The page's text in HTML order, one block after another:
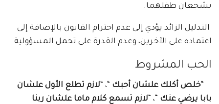
يشجعان طفلهما.
التدليل الزائد يؤدي إلى عدم احترام القانون بالإضافة إلى
اعتماده على الآخرين، وعدم القدرة على تحمل المسؤولية.
الحب المشروط
“خلص أكلك علشان أحبك “، “لازم تطلع الأول علشان
بابا يرضي عنك “، “لازم تسمع كلام ماما علشان ربنا